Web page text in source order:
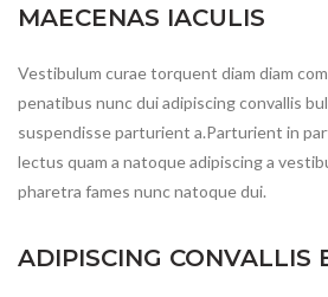
MAECENAS IACULIS
Vestibulum curae torquent diam diam
penatibus nunc dui adipiscing convallis
suspendisse parturient a.Parturient in
lectus quam a natoque adipiscing a
pharetra fames nunc natoque dui.
ADIPISCING CONVALLIS